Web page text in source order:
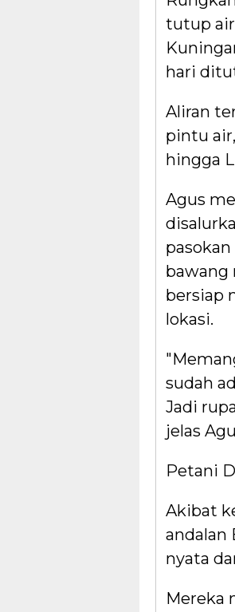
tutup air
hari
Aliran
pintu
hingga
Agus
bawang
bersiap
lokasi.
sudah
Jadi
jelas
Petani
Akibat
andalan
nyata
Mereka